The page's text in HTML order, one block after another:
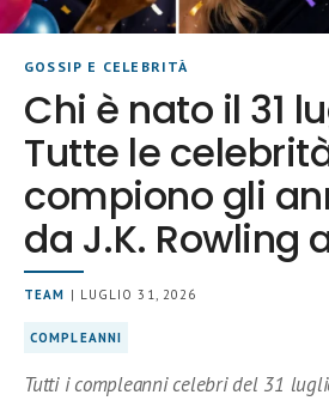
GOSSIP E CELEBRITÀ
Chi è nato il 31
Tutte le
compiono gli
da J.K. Rowling
TEAM | LUGLIO 31, 2026
COMPLEANNI
Tutti i compleanni celebri del 31